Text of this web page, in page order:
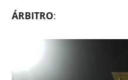
ÁRBITRO: